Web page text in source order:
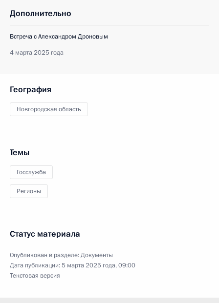
Дополнительно
Встреча с Александром Дроновым
4 марта 2025 года
География
Новгородская область
Темы
Госслужба
Регионы
Статус материала
Опубликован в разделе:Документы
Дата публикации:5 марта 2025 года, 09:00
Текстовая версия